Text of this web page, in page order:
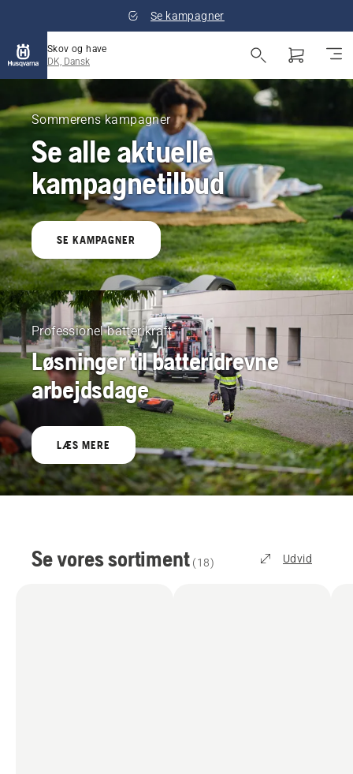
Se kampagner
Skov og have
DK, Dansk
Sommerens kampagner
Se alle aktuelle
kampagnetilbud
SE KAMPAGNER
Professionel batterikraft
Løsninger til batteridrevne
arbejdsdage
LÆS MERE
Se vores sortiment (18) Udvid